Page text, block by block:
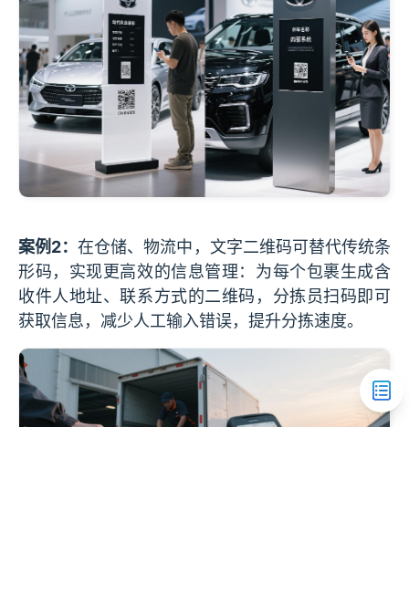
案例2：在仓储、物流中，文字二维码可替代传统条
形码，实现更高效的信息管理：为每个包裹生成含
收件人地址、联系方式的二维码，分拣员扫码即可
获取信息，减少人工输入错误，提升分拣速度。